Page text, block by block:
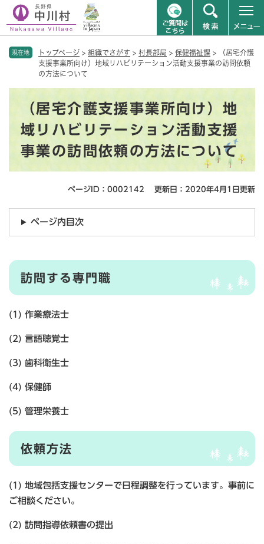
現在地 トップページ > 組織でさがす > 村長部局 > 保健福祉課 >
（居宅介護
支援事業所向け）地域リハビリテーション活動支援事業の訪問依頼
の方法について
（居宅介護支援事業所向け）地
域リハビリテーション活動支援
事業の訪問依頼の方法について
ページID：0002142 更新日：2020年4月1日更新
ページ内目次
訪問する専門職
(1) 作業療法士
(2) 言語聴覚士
(3) 歯科衛生士
(4) 保健師
(5) 管理栄養士
依頼方法
(1) 地域包括支援センターで日程調整を行っています。事前に
ご相談ください。
(2) 訪問指導依頼書の提出